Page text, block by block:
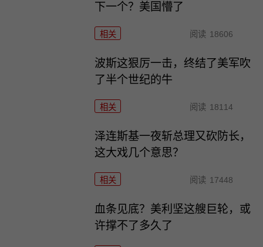
下一个？美国懵了
相关 阅读 18606
波斯这狠厉一击，终结了美军吹
了半个世纪的牛
相关 阅读 18114
泽连斯基一夜斩总理又砍防长，
这大戏几个意思？
相关 阅读 17448
血条见底？美利坚这艘巨轮，或
许撑不了多久了